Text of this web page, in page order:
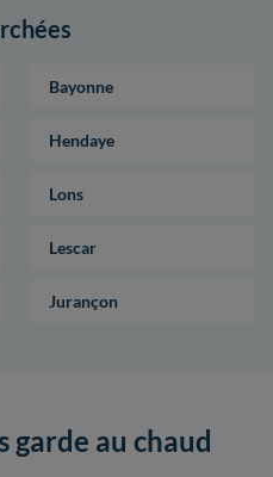
Bayonne
Hendaye
Lons
Lescar
Jurançon
garde au chaud